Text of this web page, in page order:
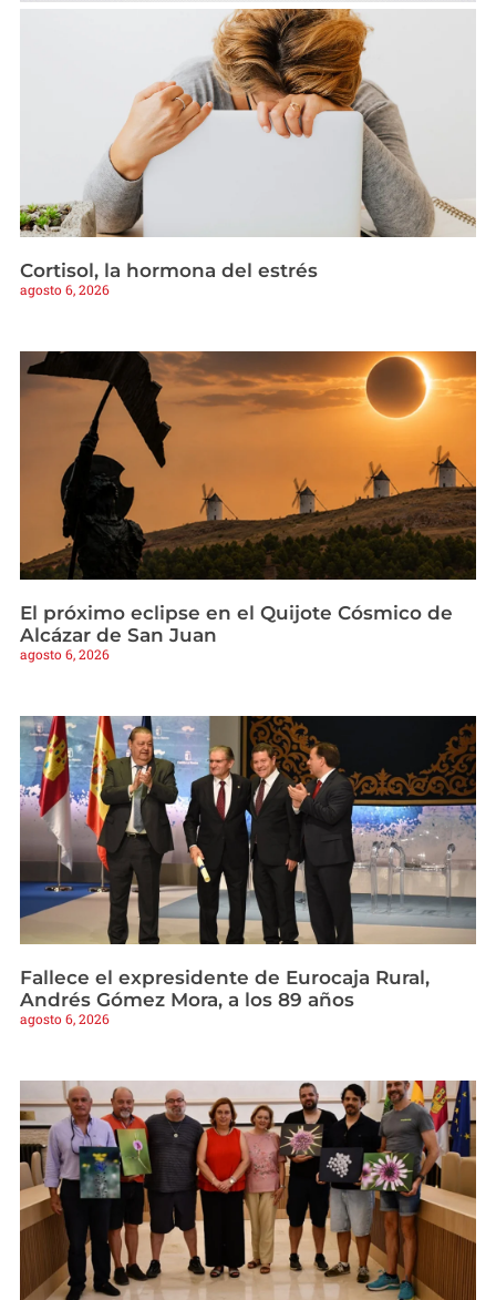
Cortisol, la hormona del estrés
agosto 6, 2026
El próximo eclipse en el Quijote Cósmico de
Alcázar de San Juan
agosto 6, 2026
Fallece el expresidente de Eurocaja Rural,
Andrés Gómez Mora, a los 89 años
agosto 6, 2026